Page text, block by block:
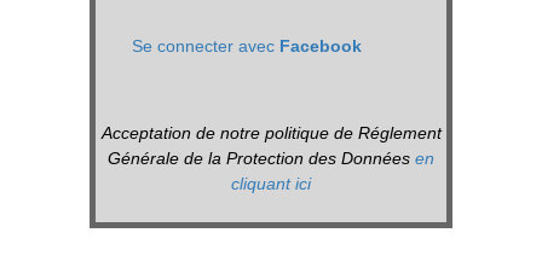
Se connecter avec Facebook
Acceptation de notre politique de Réglement
Générale de la Protection des Données en
cliquant ici